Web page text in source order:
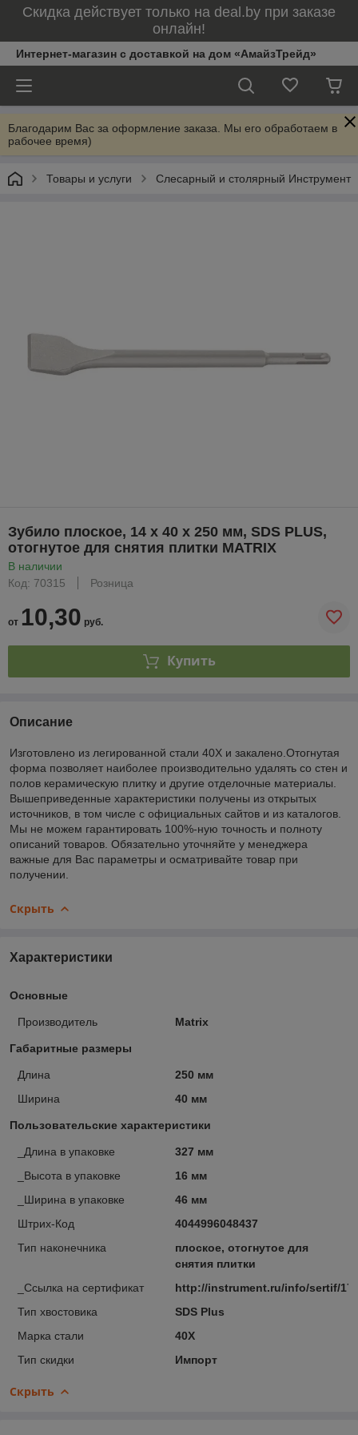
Скидка действует только на deal.by при заказе
онлайн!
Интернет-магазин с доставкой на дом «АмайзТрейд»
Благодарим Вас за оформление заказа. Мы его обработаем в
рабочее время)
Товары и услуги Слесарный и столярный Инструмент
Зубило плоское, 14 х 40 х 250 мм, SDS PLUS,
отогнутое для снятия плитки MATRIX
В наличии
Код: 70315
Розница
от 10,30 руб.
Купить
Описание
Изготовлено из легированной стали 40Х и закалено.Отогнутая
форма позволяет наиболее производительно удалять со стен и
полов керамическую плитку и другие отделочные материалы.
Вышеприведенные характеристики получены из открытых
источников, в том числе с официальных сайтов и из каталогов.
Мы не можем гарантировать 100%-ную точность и полноту
описаний товаров. Обязательно уточняйте у менеджера
важные для Вас параметры и осматривайте товар при
получении.
Скрыть
Характеристики
Основные
Производитель Matrix
Габаритные размеры
Длина
250 мм
Ширина
40 мм
Пользовательские характеристики
_Длина в упаковке
327 мм
_Высота в упаковке
16 мм
_Ширина в упаковке
46 мм
Штрих-Код
4044996048437
Тип наконечника
плоское, отогнутое для
снятия плитки
_Ссылка на сертификат
http://instrument.ru/info/sertif/
Тип хвостовика
SDS Plus
Марка стали
40Х
Тип скидки
Импорт
Скрыть